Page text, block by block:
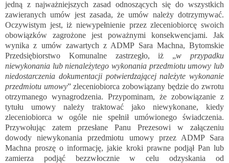
jedną z najważniejszych zasad odnoszących się do wszystkich
zawieranych umów jest zasada, że umów należy dotrzymywać.
Oczywistym jest, iż niewypełnienie przez zleceniobiorcę swoich
obowiązków zagrożone jest poważnymi konsekwencjami. Jak
wynika z umów zawartych z ADMP Sara Machna, Bytomskie
Przedsiębiorstwo Komunalne zastrzegło, iż „w przypadku
niewykonania lub nienależytego wykonania przedmiotu umowy lub
niedostarczenia dokumentacji potwierdzającej należyte wykonanie
przedmiotu umowy” zleceniobiorca zobowiązany będzie do zwrotu
otrzymanego wynagrodzenia. Przypominam, że zobowiązanie z
tytułu umowy należy traktować jako niewykonane, kiedy
zleceniobiorca w ogóle nie spełnił umówionego świadczenia.
Przywołując zatem przesłane Panu Prezesowi w załączeniu
dowody niewykonania przedmiotu umowy przez ADMP Sara
Machna proszę o informację, jakie kroki prawne podjął Pan lub
zamierza podjąć bezzwłocznie w celu odzyskania od